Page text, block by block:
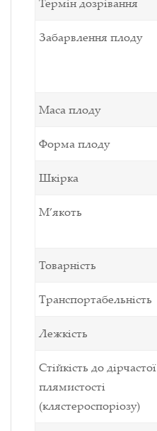
Забарвлення плоду
Маса плоду
Форма плоду
Шкірка
М’якоть
Товарність
Транспортабельність
Лежкість
Стійкість до дірчастої
плямистості
(клястероспоріозу)